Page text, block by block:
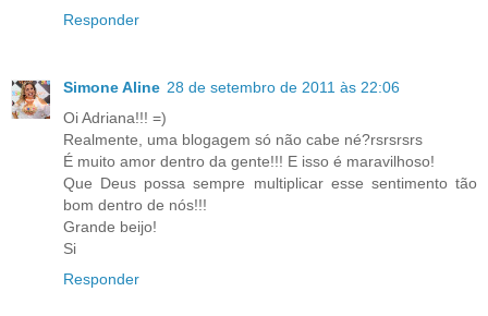
Responder
Simone Aline 28 de setembro de 2011 às 22:06
Oi Adriana!!! =)
Realmente, uma blogagem só não cabe né?rsrsrsrs
É muito amor dentro da gente!!! E isso é maravilhoso!
Que Deus possa sempre multiplicar esse sentimento tão
bom dentro de nós!!!
Grande beijo!
Si
Responder